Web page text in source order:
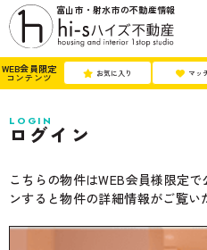
富山市・射水市の不動産情報
WEB会員限定
コンテンツ お気に入り マッ
LOGIN
ログイン
こちらの物件はWEB会員様限定
ンすると物件の詳細情報がご覧い